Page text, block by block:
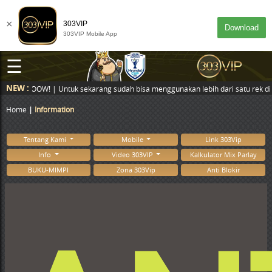
303VIP
303VIP Mobile App
Download
×
☰
NEW :
Untuk sekarang sudah bisa menggunakan lebih dari satu rek di akun |
Home Information
Tentang Kami Mobile
Link 303Vip
Info
Video 303VIP
Kalkulator Mix Parlay
BUKU-MIMPI
Zona 303Vip Anti Blokir